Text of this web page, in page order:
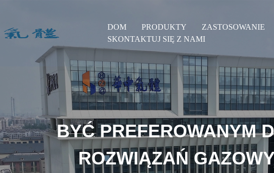
DOM PRODUKTY ZASTOSOWANIE
SKONTAKTUJ SIĘ Z NAMI
BYĆ PREFEROWANYM
ROZWIĄZAŃ